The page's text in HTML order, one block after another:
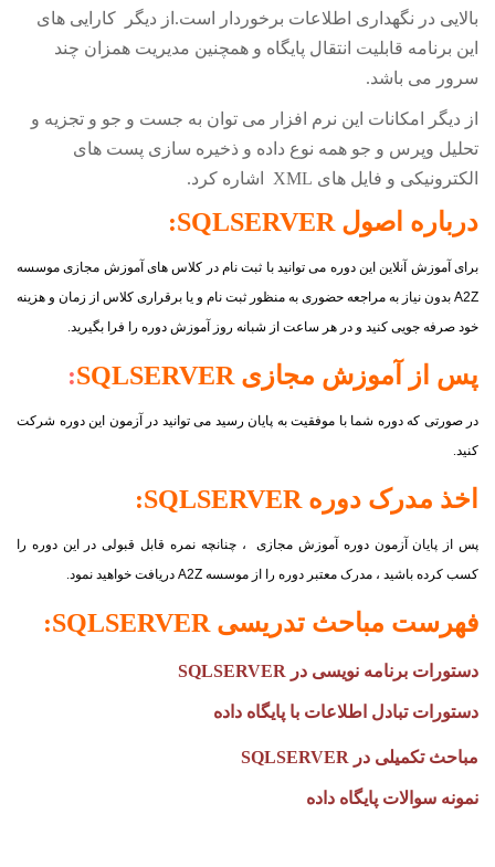
بالایی در نگهداری اطلاعات برخوردار است.از دیگر کارایی های
این برنامه قابلیت انتقال پایگاه و همچنین مدیریت همزان چند
سرور می باشد.
از دیگر امکانات این نرم افزار می توان به جست و جو و تجزیه و
تحلیل وپرس و جو همه نوع داده و ذخیره سازی پست های
الکترونیکی و فایل های XML اشاره کرد.
درباره اصول SQLSERVER
:
برای آموزش آنلاین این دوره می توانید با ثبت نام در کلاس های آموزش مجازی موسسه
A2Z بدون نیاز به مراجعه حضوری به منظور ثبت نام و یا برقراری کلاس از زمان و هزینه
خود صرفه جویی کنید و در هر ساعت از شبانه روز آموزش دوره را فرا بگیرید.
پس از آموزش مجازی SQLSERVER
:
در صورتی که دوره شما با موفقیت به پایان رسید می توانید در آزمون این دوره شرکت
کنید.
اخذ مدرک دوره SQLSERVER
:
پس از پایان آزمون دوره آموزش مجازی ، چنانچه نمره قابل قبولی در این دوره را
کسب کرده باشید ، مدرک معتبر دوره را از موسسه A2Z دریافت خواهید نمود.
فهرست مباحث تدریسی SQLSERVER
:
دستورات برنامه نویسی در SQLSERVER
دستورات تبادل اطلاعات با پایگاه داده
مباحث تکمیلی در SQLSERVER
نمونه سوالات پایگاه داده